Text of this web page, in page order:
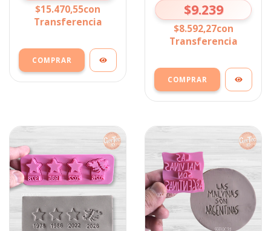
$15.470,55con
Transferencia
$9.239
$8.592,27con
Transferencia